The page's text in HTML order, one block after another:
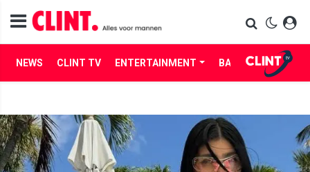
NEWS CLINT TV ENTERTAINMENT BABES LIFE